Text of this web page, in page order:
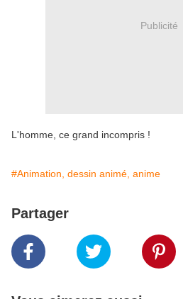
Publicité
L'homme, ce grand incompris !
#Animation, dessin animé, anime
Partager